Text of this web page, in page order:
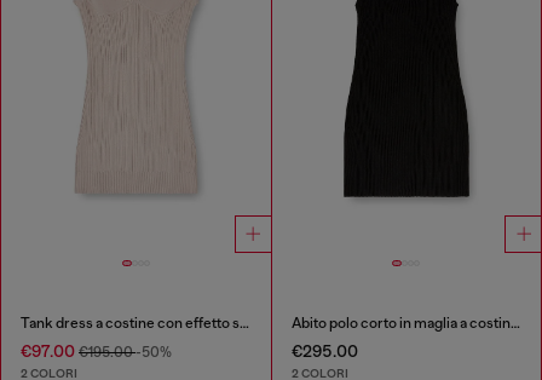
Tank dress a costine con effetto sovrapposto
€97.00 €195.00-50%
2 COLORI
Abito polo corto in maglia a costine misto seta
€295.00
2 COLORI